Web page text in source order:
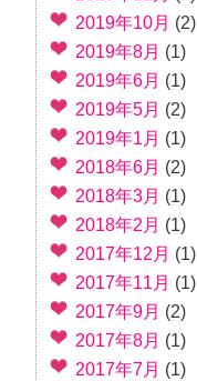
2019年10月 (2)
2019年8月 (1)
2019年6月 (1)
2019年5月 (2)
2019年1月 (1)
2018年6月 (2)
2018年3月 (1)
2018年2月 (1)
2017年12月 (1)
2017年11月 (1)
2017年9月 (2)
2017年8月 (1)
2017年7月 (1)